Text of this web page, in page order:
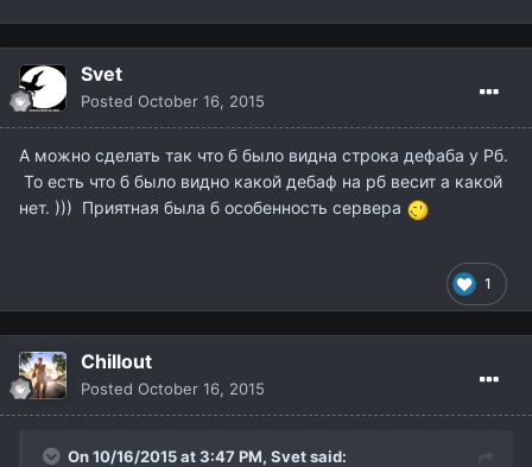
Svet
Posted October 16, 2015
А можно сделать так что б было видна строка дефаба у Рб.
То есть что б было видно какой дебаф на рб весит а какой
нет. ))) Приятная была б особенность сервера
1
Chillout
Posted October 16, 2015
On 10/16/2015 at 3:47 PM, Svetsaid: